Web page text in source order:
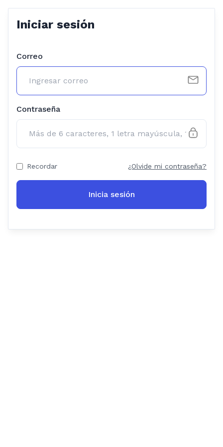
Iniciar sesión
Correo
Contraseña
Recordar ¿Olvide mi contraseña?